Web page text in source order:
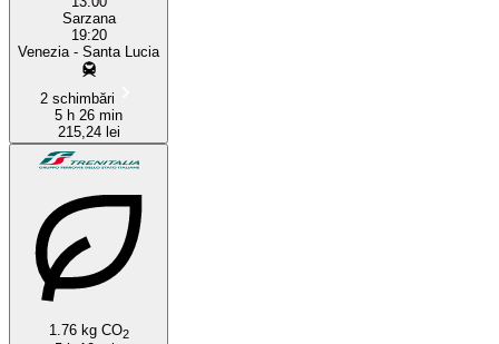
Sarzana
19:20
Venezia - Santa Lucia
2 schimbări
5 h 26 min
215,24 lei
1.76 kg CO2